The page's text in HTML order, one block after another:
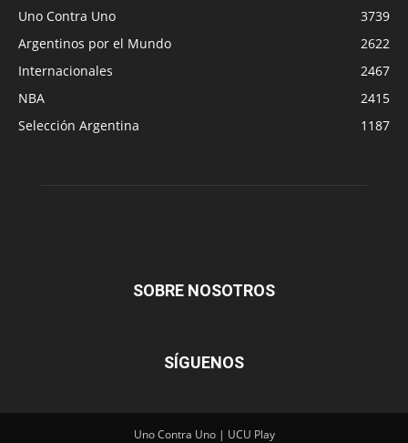
Uno Contra Uno
3739
Argentinos por el Mundo
2622
Internacionales
2467
NBA
2415
Selección Argentina
1187
SOBRE NOSOTROS
SÍGUENOS
Uno Contra Uno | UCU Play